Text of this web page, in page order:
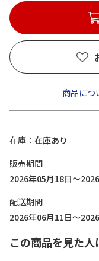
商品につ
在庫
在庫あり
販売期間
2026年05月18日～
配送期間
2026年06月11日～
この商品を見た